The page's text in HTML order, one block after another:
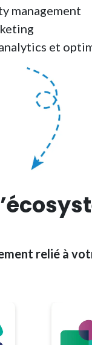
management
et
relié à